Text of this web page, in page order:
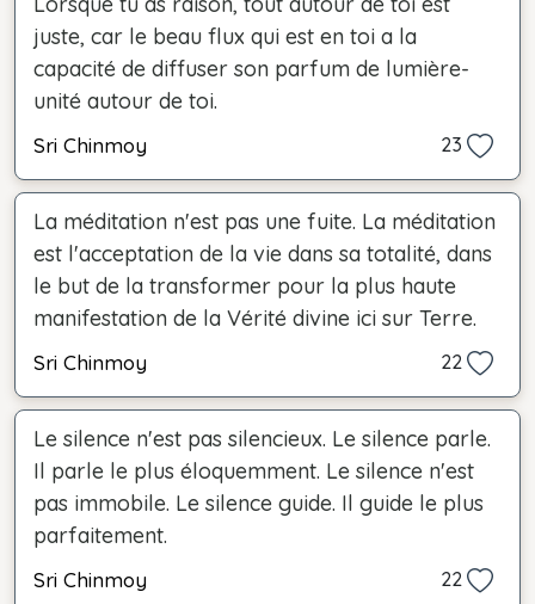
juste, car le beau flux qui est en toi a la
capacité de diffuser son parfum de lumière-
unité autour de toi.
Sri Chinmoy 23
La méditation n'est pas une fuite. La méditation
est l'acceptation de la vie dans sa totalité, dans
le but de la transformer pour la plus haute
manifestation de la Vérité divine ici sur Terre.
Sri Chinmoy 22
Le silence n'est pas silencieux. Le silence parle.
Il parle le plus éloquemment. Le silence n'est
pas immobile. Le silence guide. Il guide le plus
parfaitement.
Sri Chinmoy 22